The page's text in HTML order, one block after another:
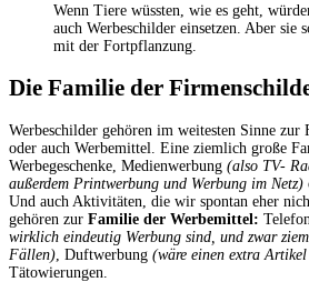
Wenn Tiere wüssten, wie es geht,
auch Werbeschilder einsetzen. Aber sie
mit der Fortpflanzung.
Die Familie der
Werbeschilder gehören im weitesten Sinne zur
oder auch Werbemittel. Eine ziemlich große
Werbegeschenke, Medienwerbung (also TV-
außerdem Printwerbung und Werbung im Netz)
Und auch Aktivitäten, die wir spontan eher
gehören zur Familie der Werbemittel:
wirklich eindeutig Werbung sind, und zwar
Fällen) , Duftwerbung (wäre einen extra
Tätowierungen.